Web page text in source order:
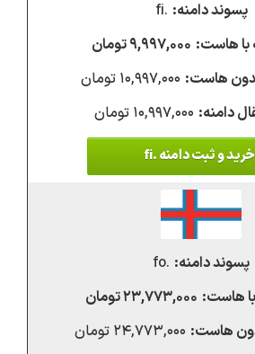
.fi
۹,۹۹۷,۰۰۰ تومان
۱۰,۹۹۷,۰۰۰ تومان
۱۰,۹۹۷,۰۰۰ تومان
خرید و ثبت دامنه .fi
.fo
۲۳,۷۷۳,۰۰۰ تومان
۲۴,۷۷۳,۰۰۰ تومان